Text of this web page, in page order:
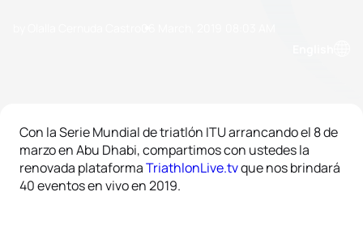
Con la Serie Mundial de triatlón ITU arrancando el 8 de
marzo en Abu Dhabi, compartimos con ustedes la
renovada plataformaTriathlonLive.tvque nos brindará
40 eventos en vivo en 2019.